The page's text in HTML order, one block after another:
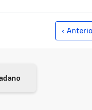
Página
‹